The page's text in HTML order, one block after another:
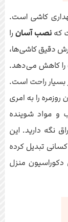
کاشی است.
نصب آسان را
دقیق کاشی‌ها،
را کاهش می‌دهد.
بسیار راحت است.
روزمره را به امری
و مواد شوینده
نگه دارید. این
تبدیل کرده
منزل